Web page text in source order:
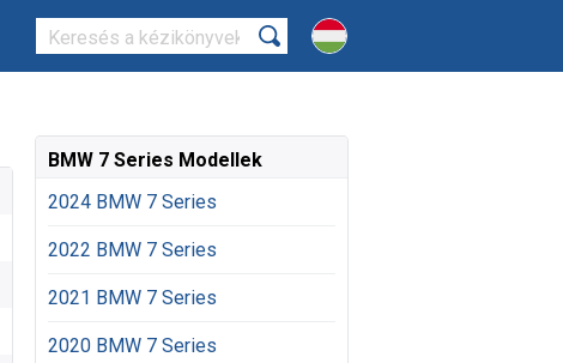
BMW 7 Series Modellek
2024 BMW 7 Series
2022 BMW 7 Series
2021 BMW 7 Series
2020 BMW 7 Series